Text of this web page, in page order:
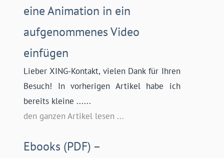
eine Animation in ein
aufgenommenes Video
einfügen
Lieber XING-Kontakt, vielen Dank für Ihren
Besuch! In vorherigen Artikel habe ich
bereits kleine ......
den ganzen Artikel lesen ...
Ebooks (PDF) –